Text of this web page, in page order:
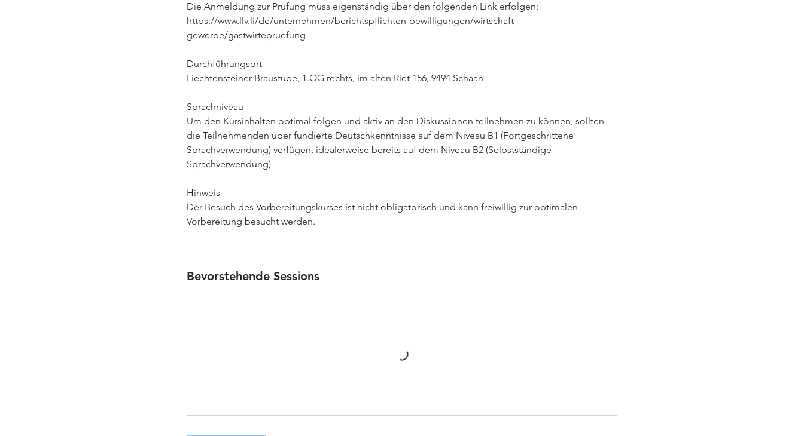
Die Anmeldung zur Prüfung muss eigenständig über den folgenden Link erfolgen:
https://www.llv.li/de/unternehmen/berichtspflichten-bewilligungen/wirtschaft-
gewerbe/gastwirtepruefung
Durchführungsort
Liechtensteiner Braustube, 1.OG rechts, im alten Riet 156, 9494 Schaan
Sprachniveau
Um den Kursinhalten optimal folgen und aktiv an den Diskussionen teilnehmen zu können, sollten
die Teilnehmenden über fundierte Deutschkenntnisse auf dem Niveau B1 (Fortgeschrittene
Sprachverwendung) verfügen, idealerweise bereits auf dem Niveau B2 (Selbstständige
Sprachverwendung)
Hinweis
Der Besuch des Vorbereitungskurses ist nicht obligatorisch und kann freiwillig zur optimalen
Bevorstehende Sessions